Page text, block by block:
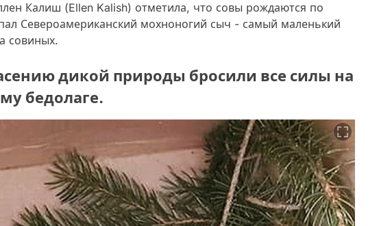
Калиш (Ellen Kalish) отметила, что совы рождаются по
Североамериканский мохноногий сыч - самый маленький
совиных.
дикой природы бросили все силы на
бедолаге.